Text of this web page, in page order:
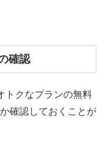
確認
トクなプランの無料
確認しておくことが